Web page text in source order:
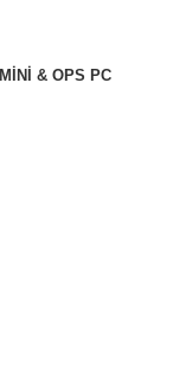
MINI & OPS PC